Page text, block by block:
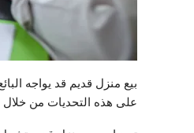
بيع منزل قديم قد يواجه
على هذه التحديات من خلال